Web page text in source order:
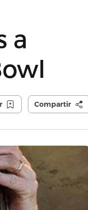
a
Compartir